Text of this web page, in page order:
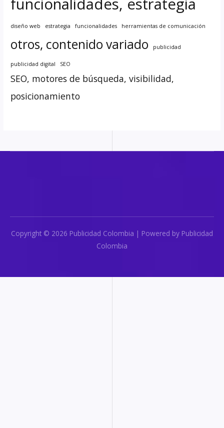
diseño web estrategia funcionalidades herramientas de comunicación
otros, contenido variado publicidad
publicidad digital SEO
SEO, motores de búsqueda, visibilidad,
posicionamiento
Copyright © 2026 Publicidad Colombia | Powered by Publicidad
Colombia